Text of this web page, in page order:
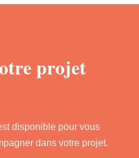
projet
disponible pour vous
dans votre projet.